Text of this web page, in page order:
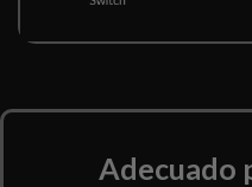
Adecuado